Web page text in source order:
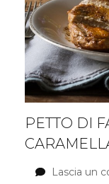
PETTO DI
Lascia un